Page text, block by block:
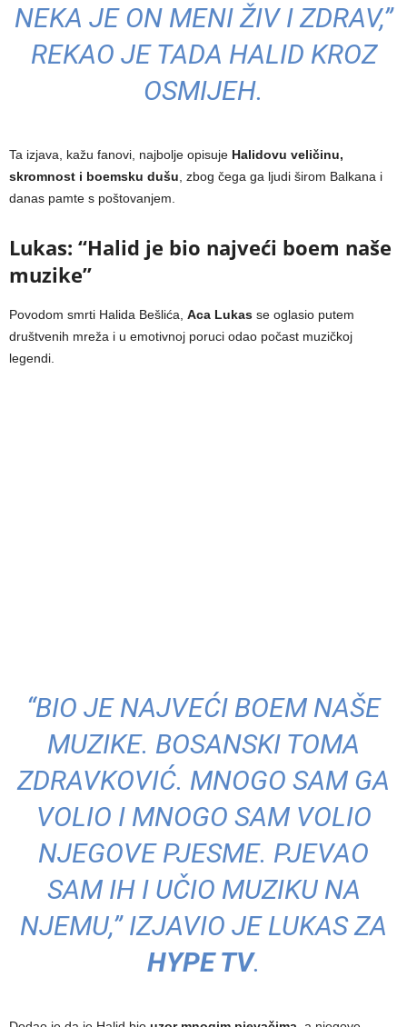
NEKA JE ON MENI ŽIV I ZDRAV,”
REKAO JE TADA HALID KROZ
OSMIJEH.
Ta izjava, kažu fanovi, najbolje opisuje Halidovu veličinu,
skromnost i boemsku dušu , zbog čega ga ljudi širom Balkana i
danas pamte s poštovanjem.
Lukas: “Halid je bio najveći boem naše
muzike”
Povodom smrti Halida Bešlića, Aca Lukas se oglasio putem
društvenih mreža i u emotivnoj poruci odao počast muzičkoj
legendi.
“BIO JE NAJVEĆI BOEM NAŠE
MUZIKE. BOSANSKI TOMA
ZDRAVKOVIĆ. MNOGO SAM GA
VOLIO I MNOGO SAM VOLIO
NJEGOVE PJESME. PJEVAO
SAM IH I UČIO MUZIKU NA
NJEMU,” IZJAVIO JE LUKAS ZA
HYPE TV.